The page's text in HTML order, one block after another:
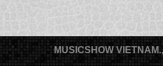
MUSICSHOW VIETNAM.,